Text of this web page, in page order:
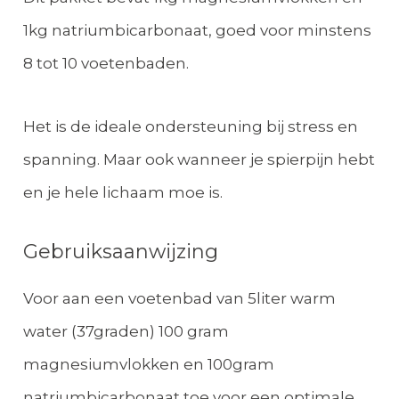
1kg natriumbicarbonaat, goed voor minstens
8 tot 10 voetenbaden.
Het is de ideale ondersteuning bij stress en
spanning. Maar ook wanneer je spierpijn hebt
en je hele lichaam moe is.
Gebruiksaanwijzing
Voor aan een voetenbad van 5liter warm
water (37graden) 100 gram
magnesiumvlokken en 100gram